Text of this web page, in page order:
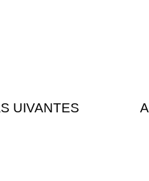
UIVANTES